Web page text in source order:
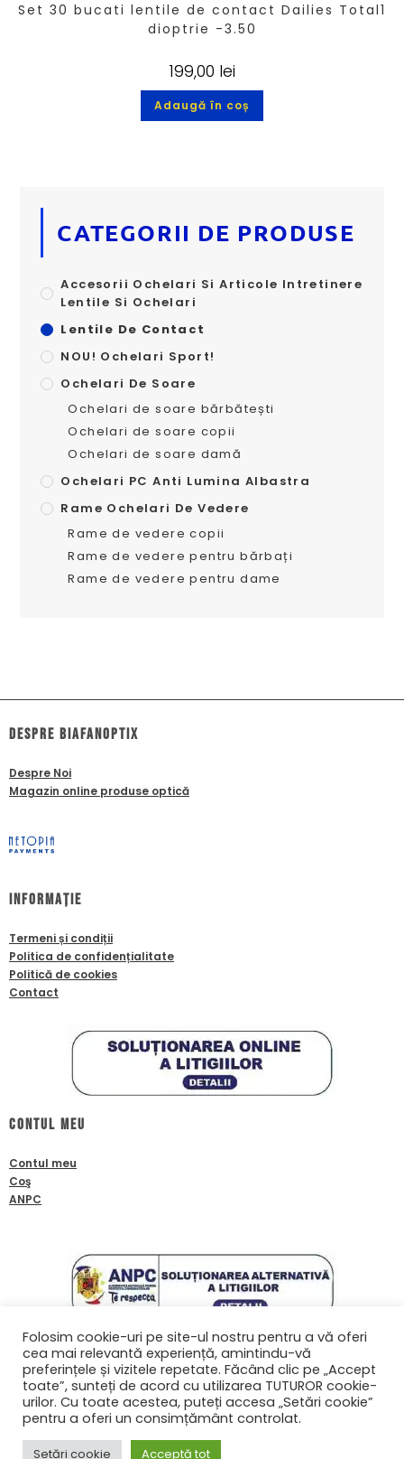
Set 30 bucati lentile de contact Dailies Total1
dioptrie -3.50
199,00 lei
Adaugă în coș
CATEGORII DE PRODUSE
Accesorii Ochelari Si Articole Intretinere
Lentile Si Ochelari
Lentile De Contact
NOU! Ochelari Sport!
Ochelari De Soare
Ochelari de soare bărbătești
Ochelari de soare copii
Ochelari de soare damă
Ochelari PC Anti Lumina Albastra
Rame Ochelari De Vedere
Rame de vedere copii
Rame de vedere pentru bărbați
Rame de vedere pentru dame
dESPRE biafanoptix
Despre Noi
Magazin online produse optică
Informație
Termeni și condiții
Politica de confidențialitate
Politică de cookies
Contact
Contul meu
Contul meu
Coş
ANPC
Contact
0761601933
contact@biafanoptix.ro
Folosim cookie-uri pe site-ul nostru pentru a vă oferi
cea mai relevantă experiență, amintindu-vă
preferințele și vizitele repetate. Făcând clic pe „Accept
toate”, sunteți de acord cu utilizarea TUTUROR cookie-
urilor. Cu toate acestea, puteți accesa „Setări cookie”
pentru a oferi un consimțământ controlat.
Setări cookie Acceptă tot